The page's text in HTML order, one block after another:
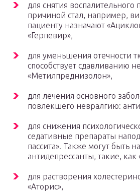
для снятия воспалительного
причиной стал, например,
пациенту назначают
«Герпевир»,
для уменьшения отечности
способствует сдавливанию
«Метилпреднизолон»,
для лечения основного
повлекшего невралгию:
для снижения
седативные препараты
пассита». Также могут быть
антидепрессанты, такие,
для растворения
«Аторис»,